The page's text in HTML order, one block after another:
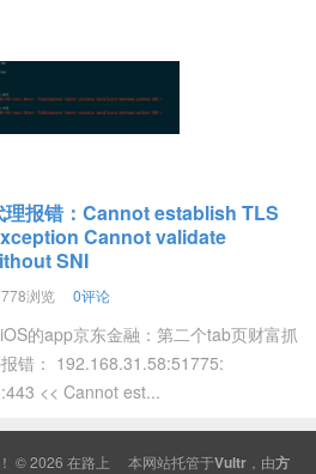
理报错：Cannot establish TLS
Cannot validate
SNI
浏览 0评论
的app京东金融：第二个tab页财富抓
错： 192.168.31.58:51775:
<< Cannot est...
© 2026 在路上 本网站托管于Vultr ，由方